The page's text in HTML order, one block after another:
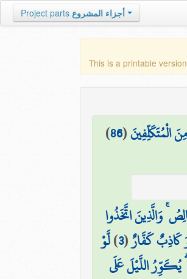
Project parts أجزاء المشروع
This is a printable
الْمُتَكَلِّفِينَ(
86
)
وَالَّذِينَ اتَّخَذُوا
كَاذِبٌ كَفَّارٌ(
3
)لَّوْ
اللَّيْلَ عَلَى